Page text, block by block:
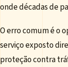
onde décadas de
O erro comum é o
serviço exposto
proteção contra